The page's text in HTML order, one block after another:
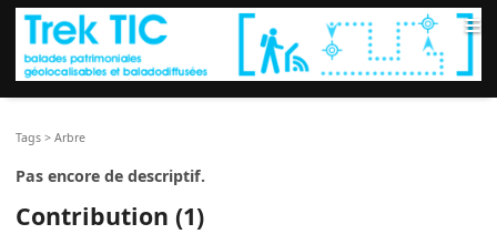
≡
Tags >Arbre
Pas encore de descriptif.
Contribution (1)